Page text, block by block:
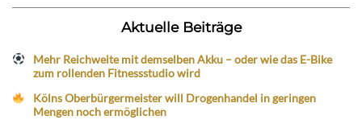
Aktuelle Beiträge
Mehr Reichweite mit demselben Akku – oder wie das E-Bike
zum rollenden Fitnessstudio wird
Kölns Oberbürgermeister will Drogenhandel in geringen
Mengen noch ermöglichen